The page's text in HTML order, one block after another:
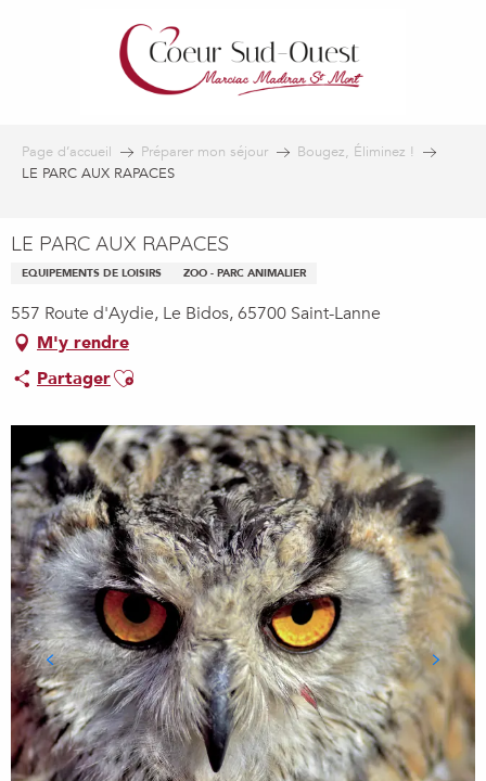
Page d’accueil Préparer mon séjour
Bougez, Éliminez !
LE PARC AUX RAPACES
LE PARC AUX RAPACES
EQUIPEMENTS DE LOISIRS ZOO - PARC ANIMALIER
557 Route d'Aydie, Le Bidos, 65700 Saint-Lanne
M'y rendre
PartagerAjouter aux favoris